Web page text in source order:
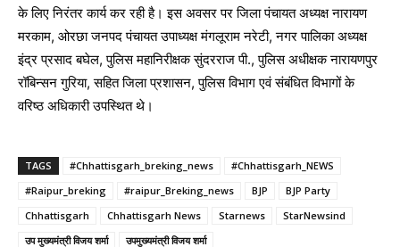
के लिए निरंतर कार्य कर रही है। इस अवसर पर जिला पंचायत अध्यक्ष नारायण
मरकाम, ओरछा जनपद पंचायत उपाध्यक्ष मंगलूराम नरेटी, नगर पालिका अध्यक्ष
इंद्र प्रसाद बघेल, पुलिस महानिरीक्षक सुंदरराज पी., पुलिस अधीक्षक नारायणपुर
रॉबिन्सन गुरिया, सहित जिला प्रशासन, पुलिस विभाग एवं संबंधित विभागों के
वरिष्ठ अधिकारी उपस्थित थे।
TAGS #Chhattisgarh_breking_news
#Chhattisgarh_NEWS
#Raipur_breking
#raipur_Breking_news BJP
BJP Party
Chhattisgarh
Chhattisgarh News Starnews
StarNewsind
उप मुख्यमंत्री विजय शर्मा
उपमुख्यमंत्री विजय शर्मा